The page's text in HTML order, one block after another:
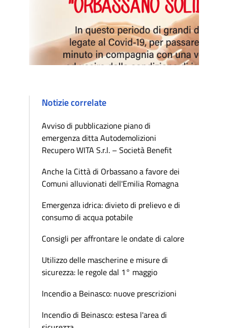
Notizie correlate
Avviso di pubblicazione piano di
emergenza ditta Autodemolizioni
Recupero WITA S.r.l. – Società Benefit
Anche la Città di Orbassano a favore dei
Comuni alluvionati dell'Emilia Romagna
Emergenza idrica: divieto di prelievo e di
consumo di acqua potabile
Consigli per affrontare le ondate di calore
Utilizzo delle mascherine e misure di
sicurezza: le regole dal 1° maggio
Incendio a Beinasco: nuove prescrizioni
Incendio di Beinasco: estesa l'area di